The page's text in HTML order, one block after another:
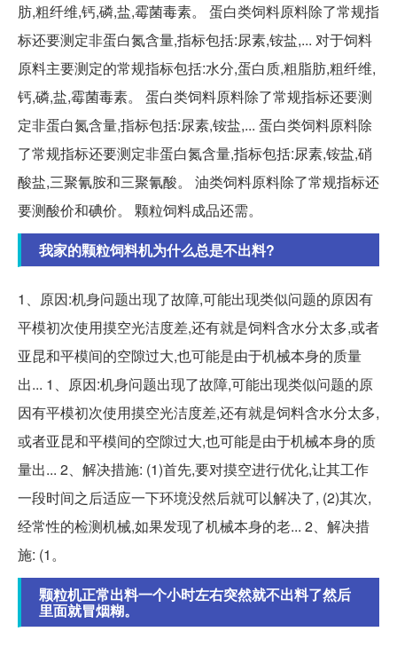
肪,粗纤维,钙,磷,盐,霉菌毒素。 蛋白类饲料原料除了常规指
标还要测定非蛋白氮含量,指标包括:尿素,铵盐,... 对于饲料
原料主要测定的常规指标包括:水分,蛋白质,粗脂肪,粗纤维,
钙,磷,盐,霉菌毒素。 蛋白类饲料原料除了常规指标还要测
定非蛋白氮含量,指标包括:尿素,铵盐,... 蛋白类饲料原料除
了常规指标还要测定非蛋白氮含量,指标包括:尿素,铵盐,硝
酸盐,三聚氰胺和三聚氰酸。 油类饲料原料除了常规指标还
要测酸价和碘价。 颗粒饲料成品还需。
我家的颗粒饲料机为什么总是不出料?
1、原因:机身问题出现了故障,可能出现类似问题的原因有
平模初次使用摸空光洁度差,还有就是饲料含水分太多,或者
亚昆和平模间的空隙过大,也可能是由于机械本身的质量
出... 1、原因:机身问题出现了故障,可能出现类似问题的原
因有平模初次使用摸空光洁度差,还有就是饲料含水分太多,
或者亚昆和平模间的空隙过大,也可能是由于机械本身的质
量出... 2、解决措施: (1)首先,要对摸空进行优化,让其工作
一段时间之后适应一下环境没然后就可以解决了, (2)其次,
经常性的检测机械,如果发现了机械本身的老... 2、解决措
施: (1。
颗粒机正常出料一个小时左右突然就不出料了然后
里面就冒烟糊。